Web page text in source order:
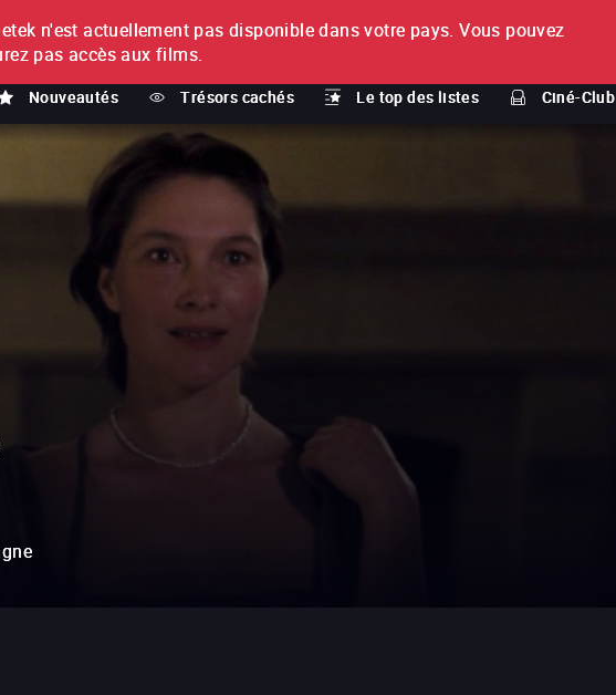
Nouveautés Trésors cachés Le top des listes Ciné-Club
À propos
n'est actuellement pas disponible dans votre pays. Vous pouvez
pas accès aux films.